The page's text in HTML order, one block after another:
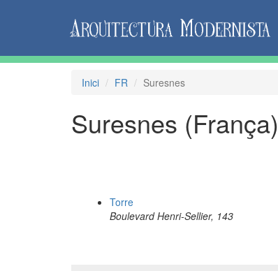
Inici FR Suresnes
Suresnes (França)
Torre
Boulevard Henri-Sellier, 143